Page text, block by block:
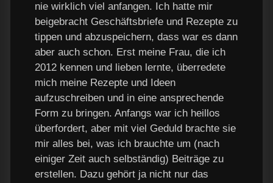
nie wirklich viel anfangen. Ich hatte mir
beigebracht Geschäftsbriefe und Rezepte zu
tippen und abzuspeichern, dass war es dann
aber auch schon. Erst meine Frau, die ich
2012 kennen und lieben lernte, überredete
mich meine Rezepte und Ideen
aufzuschreiben und in eine ansprechende
Form zu bringen. Anfangs war ich heillos
überfordert, aber mit viel Geduld brachte sie
mir alles bei, was ich brauchte um (nach
einiger Zeit auch selbständig) Beiträge zu
erstellen. Dazu gehört ja nicht nur das